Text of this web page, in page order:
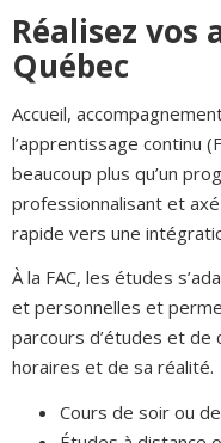
Réalisez vos
Québec
Accueil,
l’apprentissage continu
beaucoup plus qu’un
professionnalisant et axé
rapide vers une
À la FAC, les études
et personnelles et
parcours d’études et de
horaires et de sa réalité.
Cours de soir ou